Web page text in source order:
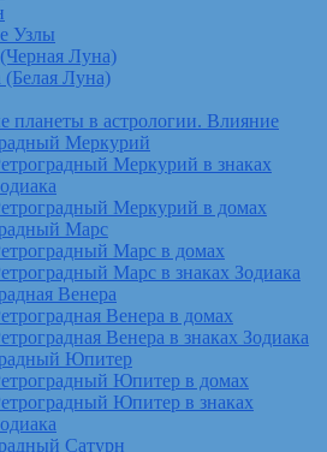
Узлы
Луна)
(Белая Луна)
планеты в астрологии. Влияние
Меркурий
Меркурий в знаках
Меркурий в домах
Марс
Марс в домах
Марс в знаках Зодиака
Венера
Венера в домах
Венера в знаках Зодиака
Юпитер
Юпитер в домах
Юпитер в знаках
Сатурн